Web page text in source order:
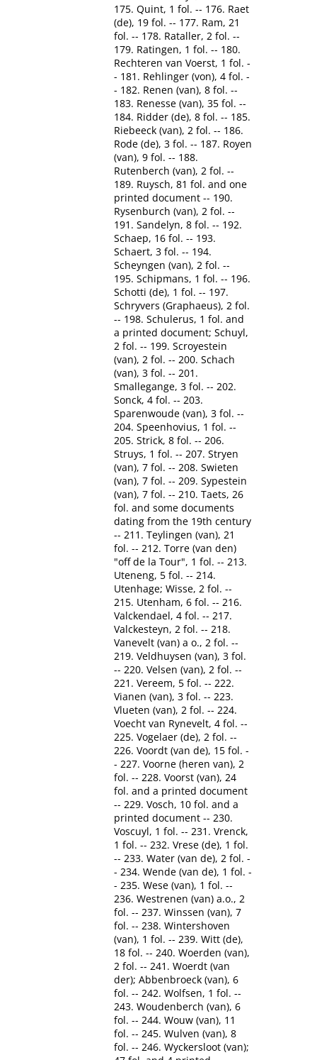
175. Quint, 1 fol. -- 176. Raet
(de), 19 fol. -- 177. Ram, 21
fol. -- 178. Rataller, 2 fol. --
179. Ratingen, 1 fol. -- 180.
Rechteren van Voerst, 1 fol. -
- 181. Rehlinger (von), 4 fol. -
- 182. Renen (van), 8 fol. --
183. Renesse (van), 35 fol. --
184. Ridder (de), 8 fol. -- 185.
Riebeeck (van), 2 fol. -- 186.
Rode (de), 3 fol. -- 187. Royen
(van), 9 fol. -- 188.
Rutenberch (van), 2 fol. --
189. Ruysch, 81 fol. and one
printed document -- 190.
Rysenburch (van), 2 fol. --
191. Sandelyn, 8 fol. -- 192.
Schaep, 16 fol. -- 193.
Schaert, 3 fol. -- 194.
Scheyngen (van), 2 fol. --
195. Schipmans, 1 fol. -- 196.
Schotti (de), 1 fol. -- 197.
Schryvers (Graphaeus), 2 fol.
-- 198. Schulerus, 1 fol. and
a printed document; Schuyl,
2 fol. -- 199. Scroyestein
(van), 2 fol. -- 200. Schach
(van), 3 fol. -- 201.
Smallegange, 3 fol. -- 202.
Sonck, 4 fol. -- 203.
Sparenwoude (van), 3 fol. --
204. Speenhovius, 1 fol. --
205. Strick, 8 fol. -- 206.
Struys, 1 fol. -- 207. Stryen
(van), 7 fol. -- 208. Swieten
(van), 7 fol. -- 209. Sypestein
(van), 7 fol. -- 210. Taets, 26
fol. and some documents
dating from the 19th century
-- 211. Teylingen (van), 21
fol. -- 212. Torre (van den)
"off de la Tour", 1 fol. -- 213.
Uteneng, 5 fol. -- 214.
Utenhage; Wisse, 2 fol. --
215. Utenham, 6 fol. -- 216.
Valckendael, 4 fol. -- 217.
Valckesteyn, 2 fol. -- 218.
Vanevelt (van) a o., 2 fol. --
219. Veldhuysen (van), 3 fol.
-- 220. Velsen (van), 2 fol. --
221. Vereem, 5 fol. -- 222.
Vianen (van), 3 fol. -- 223.
Vlueten (van), 2 fol. -- 224.
Voecht van Rynevelt, 4 fol. --
225. Vogelaer (de), 2 fol. --
226. Voordt (van de), 15 fol. -
- 227. Voorne (heren van), 2
fol. -- 228. Voorst (van), 24
fol. and a printed document
-- 229. Vosch, 10 fol. and a
printed document -- 230.
Voscuyl, 1 fol. -- 231. Vrenck,
1 fol. -- 232. Vrese (de), 1 fol.
-- 233. Water (van de), 2 fol. -
- 234. Wende (van de), 1 fol. -
- 235. Wese (van), 1 fol. --
236. Westrenen (van) a.o., 2
fol. -- 237. Winssen (van), 7
fol. -- 238. Wintershoven
(van), 1 fol. -- 239. Witt (de),
18 fol. -- 240. Woerden (van),
2 fol. -- 241. Woerdt (van
der); Abbenbroeck (van), 6
fol. -- 242. Wolfsen, 1 fol. --
243. Woudenberch (van), 6
fol. -- 244. Wouw (van), 11
fol. -- 245. Wulven (van), 8
fol. -- 246. Wyckersloot (van);